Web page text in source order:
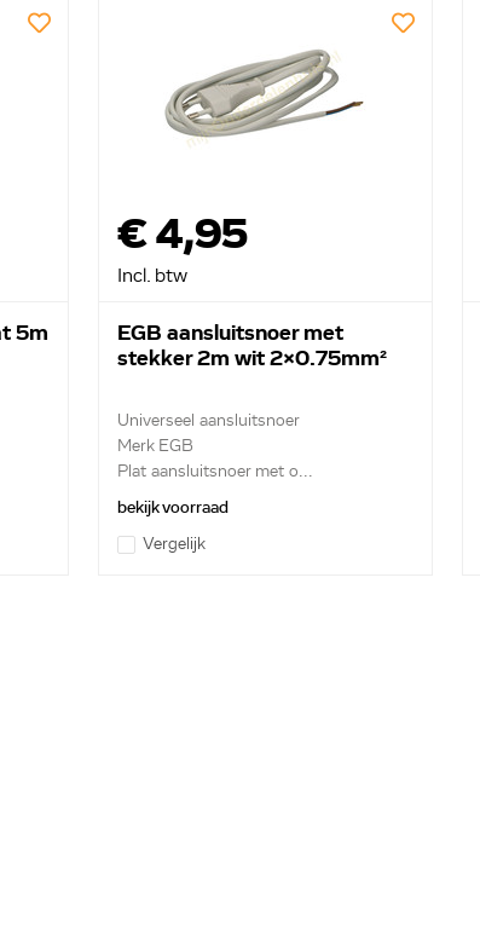
5m
€ 4,95
Incl. btw
EGB aansluitsnoer met
stekker 2m wit 2x0.75mm²
Universeel aansluitsnoer
Merk EGB
Plat aansluitsnoer met o...
bekijk voorraad
Vergelijk